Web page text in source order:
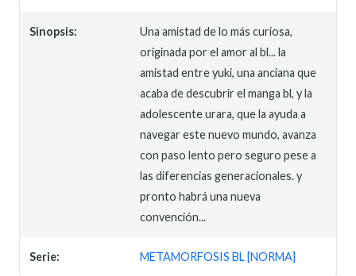
Sinopsis:
Una amistad de lo más curiosa,
originada por el amor al bl... la
amistad entre yuki, una anciana que
acaba de descubrir el manga bl, y la
adolescente urara, que la ayuda a
navegar este nuevo mundo, avanza
con paso lento pero seguro pese a
las diferencias generacionales. y
pronto habrá una nueva
convención...
Serie: METAMORFOSIS BL [NORMA]